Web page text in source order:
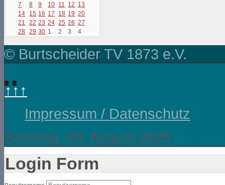
7
8 9 10 11 12 13
14
15 16 17 18 19 20
21
22 23 24 25 26 27
28 29 30 1 2 3 4
© Burtscheider TV 1873 e.V.
↑↑↑
Impressum / Datenschutz
Sonntag, 09. August 2026
Login Form